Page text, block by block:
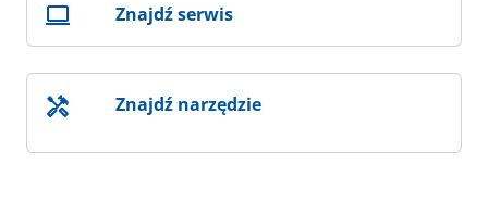
Znajdź serwis
Znajdź narzędzie